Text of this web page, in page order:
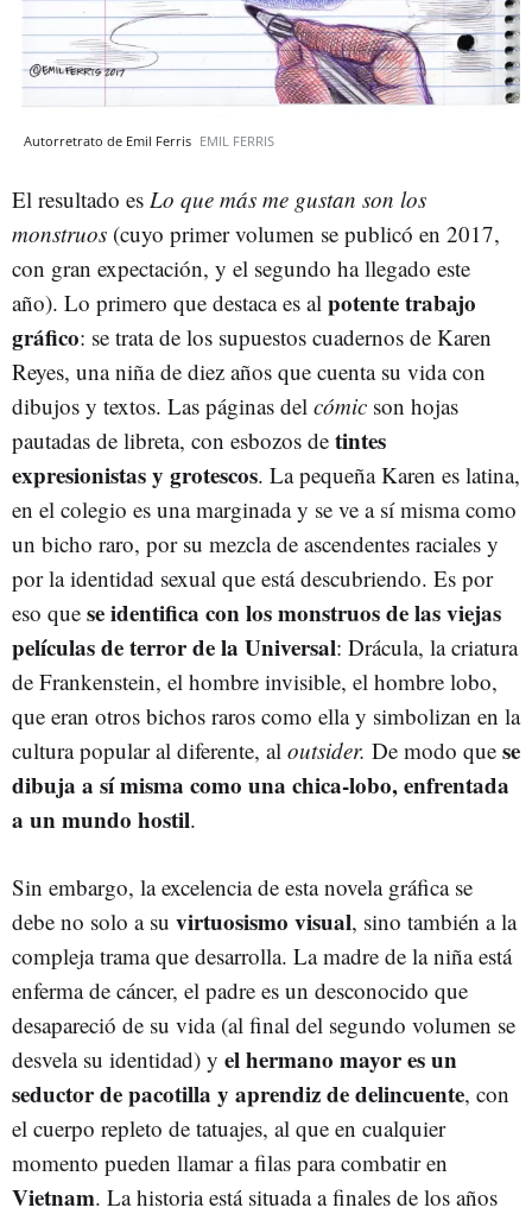
Autorretrato de Emil Ferris EMIL FERRIS
El resultado es Lo que más me gustan son los
monstruos (cuyo primer volumen se publicó en 2017,
con gran expectación, y el segundo ha llegado este
año). Lo primero que destaca es al potente trabajo
gráfico: se trata de los supuestos cuadernos de Karen
Reyes, una niña de diez años que cuenta su vida con
dibujos y textos. Las páginas del cómic son hojas
pautadas de libreta, con esbozos de tintes
expresionistas y grotescos. La pequeña Karen es latina,
en el colegio es una marginada y se ve a sí misma como
un bicho raro, por su mezcla de ascendentes raciales y
por la identidad sexual que está descubriendo. Es por
eso que se identifica con los monstruos de las viejas
películas de terror de la Universal: Drácula, la criatura
de Frankenstein, el hombre invisible, el hombre lobo,
que eran otros bichos raros como ella y simbolizan en la
cultura popular al diferente, al outsider. De modo que se
dibuja a sí misma como una chica-lobo, enfrentada
a un mundo hostil.
Sin embargo, la excelencia de esta novela gráfica se
debe no solo a su virtuosismo visual, sino también a la
compleja trama que desarrolla. La madre de la niña está
enferma de cáncer, el padre es un desconocido que
desapareció de su vida (al final del segundo volumen se
desvela su identidad) y el hermano mayor es un
seductor de pacotilla y aprendiz de delincuente, con
el cuerpo repleto de tatuajes, al que en cualquier
momento pueden llamar a filas para combatir en
Vietnam. La historia está situada a finales de los años